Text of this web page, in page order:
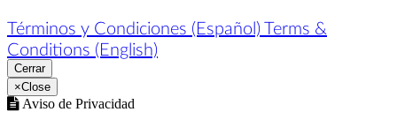
Términos y Condiciones (Español) Terms &
Conditions (English)
Cerrar
×Close
Aviso de Privacidad